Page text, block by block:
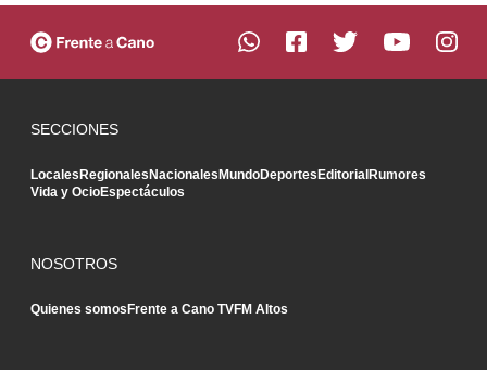
SECCIONES
LocalesRegionalesNacionalesMundoDeportesEditorialRumores
Vida y OcioEspectáculos
NOSOTROS
Quienes somosFrente a Cano TVFM Altos